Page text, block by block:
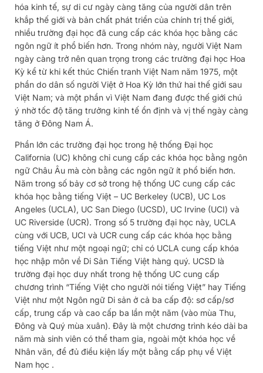
hóa kinh tế, sự di cư ngày càng tăng của người dân trên
khắp thế giới và bản chất phát triển của chính trị thế giới,
nhiều trường đại học đã cung cấp các khóa học bằng các
ngôn ngữ ít phổ biến hơn. Trong nhóm này, người Việt Nam
ngày càng trở nên quan trọng trong các trường đại học Hoa
Kỳ kể từ khi kết thúc Chiến tranh Việt Nam năm 1975, một
phần do dân số người Việt ở Hoa Kỳ lớn thứ hai thế giới sau
Việt Nam; và một phần vì Việt Nam đang được thế giới chú
ý nhờ tốc độ tăng trưởng kinh tế ổn định và vị thế ngày càng
tăng ở Đông Nam Á.
Phần lớn các trường đại học trong hệ thống Đại học
California (UC) không chỉ cung cấp các khóa học bằng ngôn
ngữ Châu Âu mà còn bằng các ngôn ngữ ít phổ biến hơn.
Năm trong số bảy cơ sở trong hệ thống UC cung cấp các
khóa học bằng tiếng Việt – UC Berkeley (UCB), UC Los
Angeles (UCLA), UC San Diego (UCSD), UC Irvine (UCI) và
UC Riverside (UCR). Trong số 5 trường đại học này, UCLA
cùng với UCB, UCI và UCR cung cấp các khóa học bằng
tiếng Việt như một ngoại ngữ; chỉ có UCLA cung cấp khóa
học nhập môn về Di Sản Tiếng Việt hàng quý. UCSD là
trường đại học duy nhất trong hệ thống UC cung cấp
chương trình “Tiếng Việt cho người nói tiếng Việt” hay Tiếng
Việt như một Ngôn ngữ Di sản ở cả ba cấp độ: sơ cấp/sơ
cấp, trung cấp và cao cấp ba lần một năm (vào mùa Thu,
Đông và Quý mùa xuân). Đây là một chương trình kéo dài ba
năm mà sinh viên có thể tham gia, ngoài một khóa học về
Nhân văn, để đủ điều kiện lấy một bằng cấp phụ về Việt
Nam học .